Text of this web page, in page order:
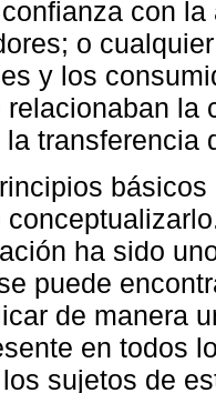
con
o
y los
relacionaban la
transferencia
ha sido
puede
de manera
en todos
sujetos de